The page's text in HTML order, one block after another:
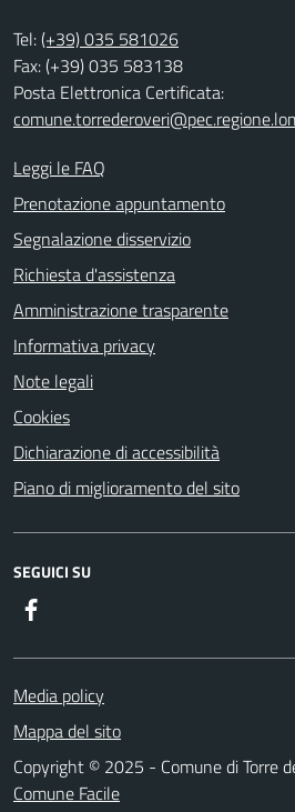
Tel:(+39) 035 581026
Fax: (+39) 035 583138
Posta Elettronica Certificata:
Leggi le FAQ
Prenotazione appuntamento
Segnalazione disservizio
Richiesta d'assistenza
Amministrazione trasparente
Informativa privacy
Note legali
Cookies
Dichiarazione di accessibilità
Piano di miglioramento del sito
SEGUICI SU
Media policy
Mappa del sito
Copyright © 2025 - Comune di Torre
Comune Facile